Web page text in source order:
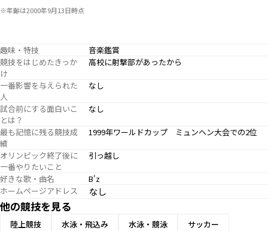
※年齢は2000年9月13日時点
趣味・特技
音楽鑑賞
競技をはじめたきっか
け
高校に射撃部があったから
一番影響を与えられた
人
なし
試合前にする面白いこ
とは？
なし
最も記憶に残る競技成
績
1999年ワールドカップ ミュンヘン大会での2位
オリンピック終了後に
一番やりたいこと
引っ越し
好きな歌・曲名
B'z
ホームページアドレス
なし
他の競技を見る
陸上競技 水泳・飛込み 水泳・競泳
サッカー